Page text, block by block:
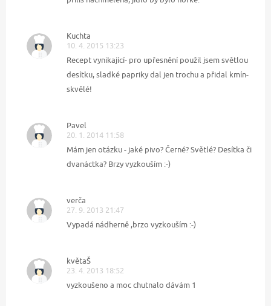
Kuchta
10. 4. 2015 13:23
Recept vynikající- pro upřesnění použil jsem světlou
desítku, sladké papriky dal jen trochu a přidal kmín-
skvělé!
Pavel
20. 1. 2014 11:58
Mám jen otázku - jaké pivo? Černé? Světlé? Desítka či
dvanáctka? Brzy vyzkouším :-)
verča
27. 9. 2013 21:47
Vypadá nádherně ,brzo vyzkouším :-)
květaŠ
23. 4. 2013 18:52
vyzkoušeno a moc chutnalo dávám 1